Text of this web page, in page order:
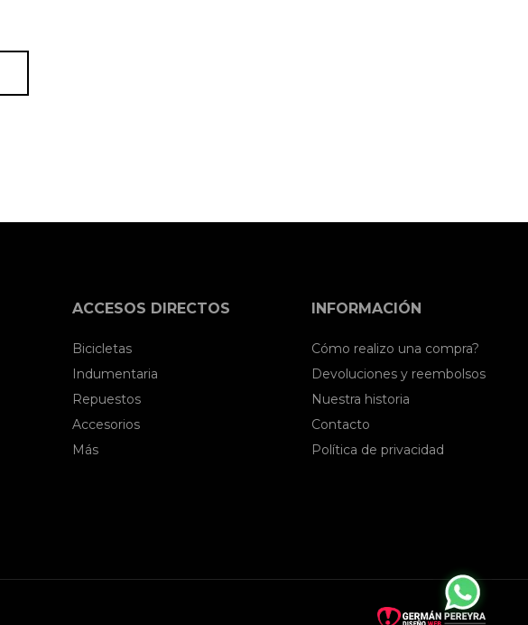
ACCESOS DIRECTOS
Bicicletas
Indumentaria
Repuestos
Accesorios
Más
INFORMACIÓN
Cómo realizo una compra?
Devoluciones y reembolsos
Nuestra historia
Contacto
Política de privacidad